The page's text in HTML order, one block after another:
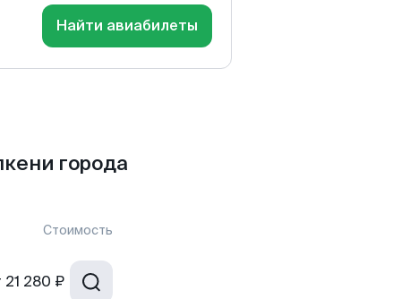
Найти авиабилеты
города
Стоимость
21 280 ₽